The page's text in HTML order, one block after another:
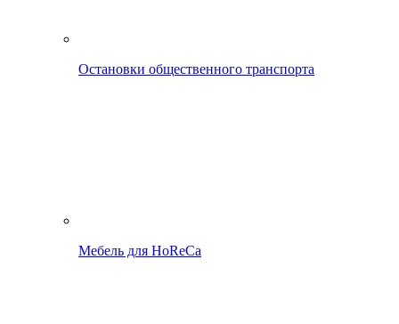
Остановки общественного транспорта
Мебель для HoReCa